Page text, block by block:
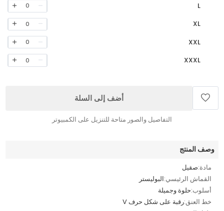
L
0
XL
0
XXL
0
XXXL
0
أضف إلى السلة
التفاصيل والصور متاحة للتنزيل على الكمبيوتر
وصف المنتج
مادة:صقيل
القماش الرئيسي:البوليستر
أسلوب:حلوة وجميلة
خط العنق:رقبة على شكل حرف V